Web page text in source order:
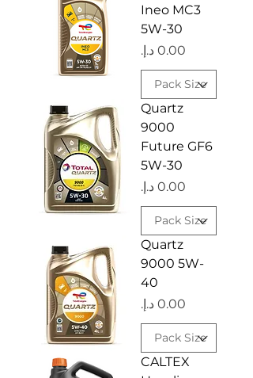
Ineo MC3
5W-30
السعر
Quartz
9000
Future GF6
5W-30
السعر
Quartz
9000 5W-
40
السعر
CALTEX